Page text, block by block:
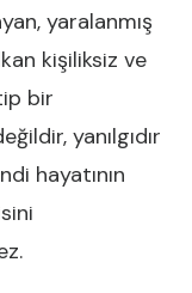
yaralanmış
kişiliksiz ve
bir
yanılgıdır
hayatının